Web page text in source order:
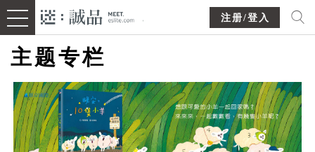
注册/登入
主题专栏